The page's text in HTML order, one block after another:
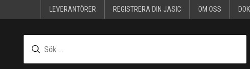
LEVERANTÖRER REGISTRERA DIN JASIC OM OSS